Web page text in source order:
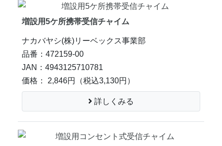
増設用5ケ所携帯受信チャイム
ナカバヤシ(株)リーベックス事業部
品番：472159-00
JAN：4943125710781
価格： 2,846円
（税込3,130円）
詳しくみる